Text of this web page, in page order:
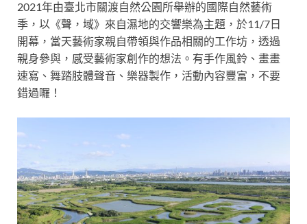
2021年由臺北市關渡自然公園所舉辦的國際自然藝術
季，以《聲，域》來自濕地的交響樂為主題，於11/7日
開幕，當天藝術家親自帶領與作品相關的工作坊，透過
親身參與，感受藝術家創作的想法。有手作風鈴、畫畫
速寫、舞踏肢體聲音、樂器製作，活動內容豐富，不要
錯過囉！